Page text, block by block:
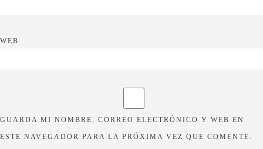
WEB
GUARDA MI NOMBRE, CORREO ELECTRÓNICO Y WEB EN
ESTE NAVEGADOR PARA LA PRÓXIMA VEZ QUE COMENTE.